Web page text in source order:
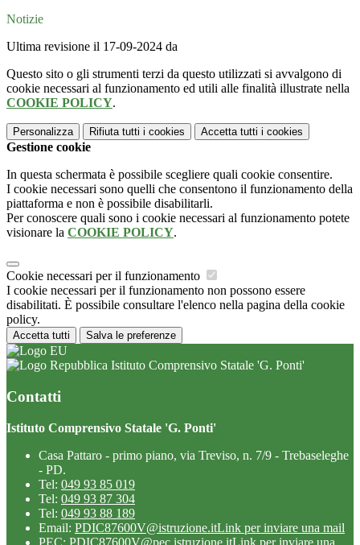
Notizie
Ultima revisione il 17-09-2024 da
Questo sito o gli strumenti terzi da questo utilizzati si avvalgono di
cookie necessari al funzionamento ed utili alle finalità illustrate nella
COOKIE POLICY.
Personalizza Rifiuta tutti i cookies Accetta tutti i cookies
Gestione cookie
In questa schermata è possibile scegliere quali cookie consentire.
I cookie necessari sono quelli che consentono il funzionamento della
piattaforma e non è possibile disabilitarli.
Per conoscere quali sono i cookie necessari al funzionamento potete
visionare la COOKIE POLICY.
Cookie necessari per il funzionamento
I cookie necessari per il funzionamento non possono essere
disabilitati. È possibile consultare l'elenco nella pagina della cookie
policy.
Accetta tutti Salva le preferenze
Istituto Comprensivo Statale 'G. Ponti'
Contatti
Istituto Comprensivo Statale 'G. Ponti'
Casa Pattaro - primo piano, via Treviso, n. 7/9 - Trebaseleghe
- PD.
Tel: 049 93 85 019
Tel: 049 93 87 304
Tel: 049 93 88 189
Email: PDIC87600V@istruzione.itLink per inviare una mail
PEC: PDIC87600V@pec.istruzione.itLink per inviare una